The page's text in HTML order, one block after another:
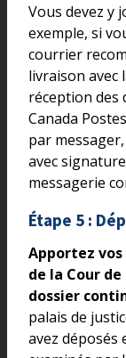
Vous devez y
exemple, si
courrier
livraison avec
réception des
Canada
par
avec
messagerie
Étape 5 :
Apportez
de la Cour
dossier
palais de
avez déposés